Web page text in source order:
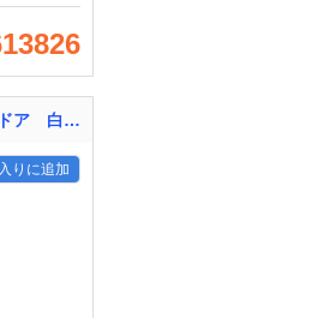
Ｎ－ＢＯＸ Ｌ Ｒ９／７ スマートキー ステアリングスイッチ ＥＴＣ ナビ ＴＶ バックモニター 片側電動スライドドア 白 ホワイト 盗難防止システム 衝突安全ボディ 衝突被害軽減システム
りに追加